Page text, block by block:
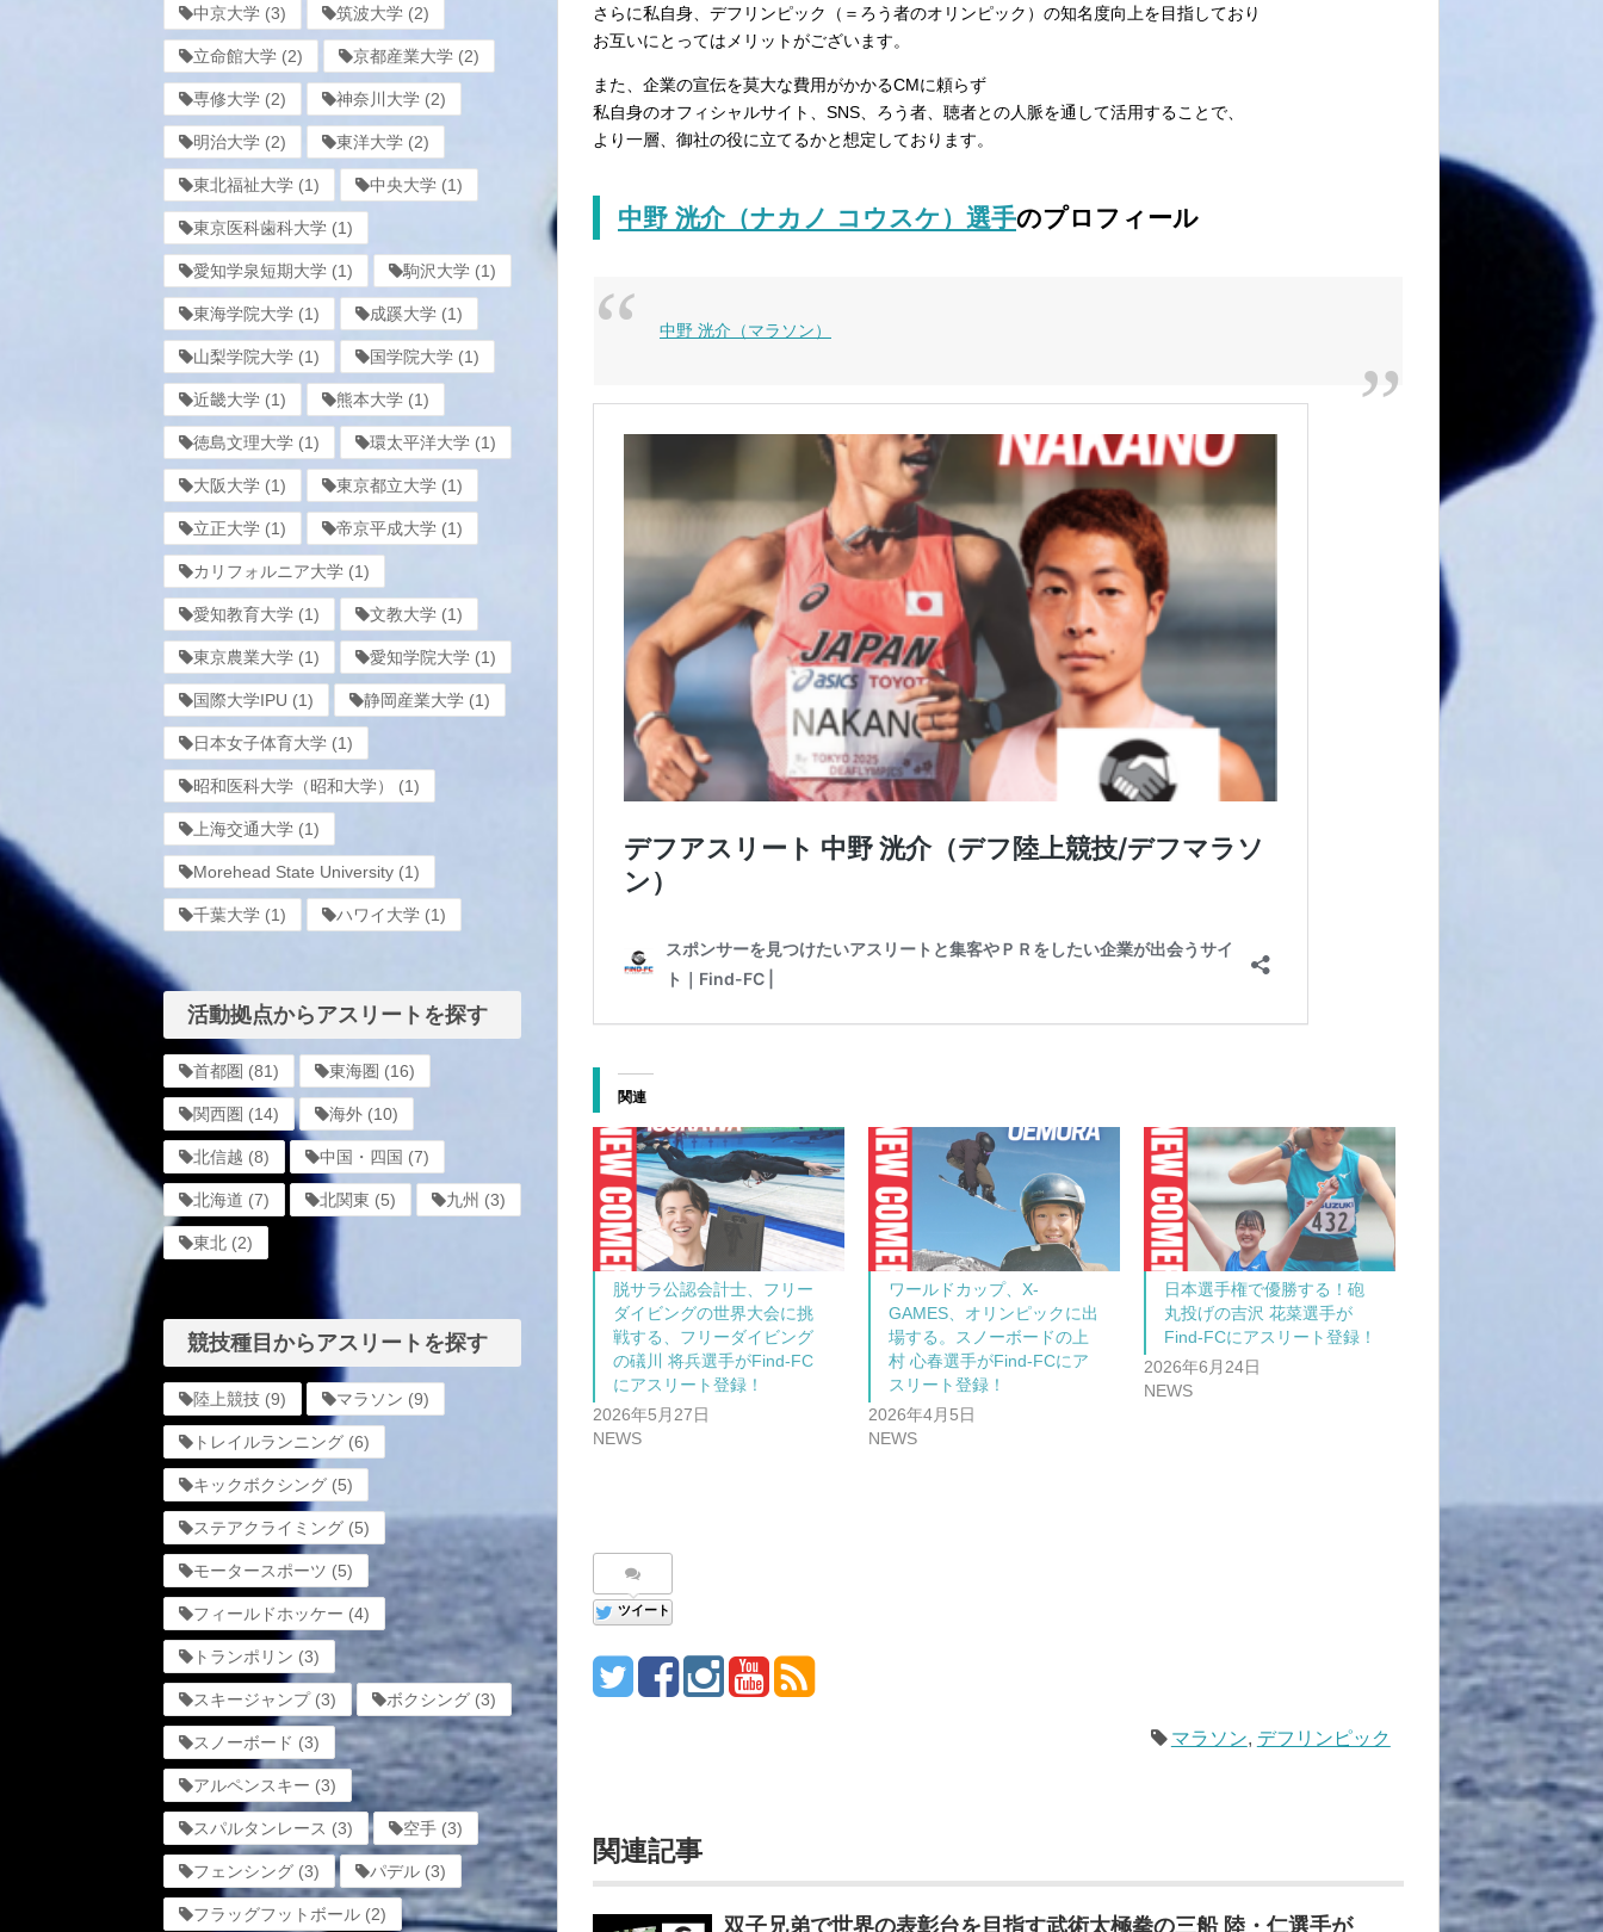
さらに私自身、デフリンピック（＝ろう者のオリンピック）の知名度向上を目指しており
お互いにとってはメリットがございます。
また、企業の宣伝を莫大な費用がかかるCMに頼らず
私自身のオフィシャルサイト、SNS、ろう者、聴者との人脈を通して活用することで、
より一層、御社の役に立てるかと想定しております。
中野 洸介（ナカノ コウスケ） 選手のプロフィール
中野 洸介（マラソン）
関連
脱サラ公認会計士、フリー
ダイビングの世界大会に挑
戦する、フリーダイビング
の礒川 将兵選手がFind-FC
にアスリート登録！
2026年5月27日
NEWS
ワールドカップ、X-
GAMES、オリンピックに出
場する。スノーボードの上
村 心春選手がFind-FCにア
スリート登録！
2026年4月5日
NEWS
日本選手権で優勝する！砲
丸投げの吉沢 花菜選手が
Find-FCにアスリート登録！
2026年6月24日
NEWS
ツイート
マラソン, デフリンピック
関連記事
双子兄弟で世界の表彰台を目指す武術太極拳の三船 陸・仁選手が
中京大学 (3) 筑波大学 (2)
立命館大学 (2) 京都産業大学 (2)
専修大学 (2) 神奈川大学 (2)
明治大学 (2) 東洋大学 (2)
東北福祉大学 (1) 中央大学 (1)
東京医科歯科大学 (1)
愛知学泉短期大学 (1) 駒沢大学 (1)
東海学院大学 (1) 成蹊大学 (1)
山梨学院大学 (1) 国学院大学 (1)
近畿大学 (1) 熊本大学 (1)
徳島文理大学 (1) 環太平洋大学 (1)
大阪大学 (1) 東京都立大学 (1)
立正大学 (1) 帝京平成大学 (1)
カリフォルニア大学 (1)
愛知教育大学 (1) 文教大学 (1)
東京農業大学 (1) 愛知学院大学 (1)
国際大学IPU (1) 静岡産業大学 (1)
日本女子体育大学 (1)
昭和医科大学（昭和大学） (1)
上海交通大学 (1)
Morehead State University (1)
千葉大学 (1) ハワイ大学 (1)
活動拠点からアスリートを探す
首都圏 (81) 東海圏 (16)
関西圏 (14) 海外 (10)
北信越 (8) 中国・四国 (7)
北海道 (7) 北関東 (5) 九州 (3)
東北 (2)
競技種目からアスリートを探す
陸上競技 (9) マラソン (9)
トレイルランニング (6)
キックボクシング (5)
ステアクライミング (5)
モータースポーツ (5)
フィールドホッケー (4)
トランポリン (3)
スキージャンプ(3) ボクシング (3)
スノーボード (3)
アルペンスキー (3)
スパルタンレース (3) 空手 (3)
フェンシング (3) パデル (3)
フラッグフットボール (2)